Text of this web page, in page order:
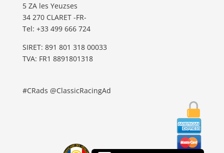
5 ZA les Yeuzses
34 270 CLARET -FR-
Tel: ‭+33 499 666 724‬
SIRET: 891 801 318 00033
TVA: FR1 8891801318
#CRads @ClassicRacingAd